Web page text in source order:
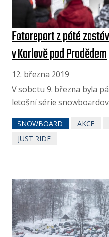
Fotoreport z páté
v Karlově pod Pradědem
12. března 2019
V sobotu 9. března byla
letošní série
SNOWBOARD AKCE
JUST RIDE